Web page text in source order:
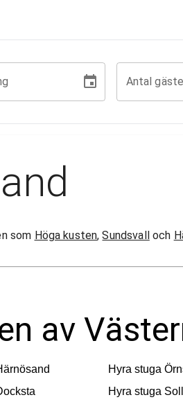
Antal
som Höga kusten,Sundsvalloch
av
Hyra stuga
Hyra stuga